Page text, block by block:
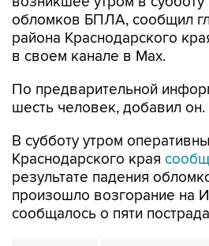
обломков БПЛА, сообщил
района Краснодарского
в своем канале в Max.
По предварительной
шесть человек, добавил он.
В субботу утром
Краснодарского края
результате падения
произошло возгорание на
сообщалось о пяти